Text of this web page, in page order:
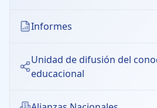
Informes
Unidad de difusión del
educacional